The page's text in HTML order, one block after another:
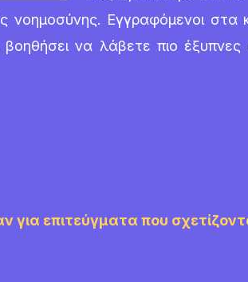
νοημοσύνης. Εγγραφόμενοι
να λάβετε πιο
για επιτεύγματα που